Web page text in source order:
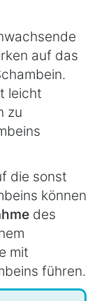
auf das
leicht
zu
die sonst
können
des
mit
führen.